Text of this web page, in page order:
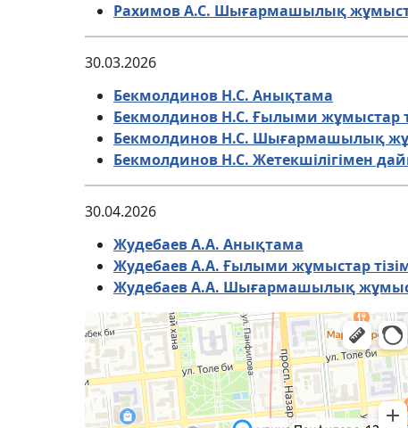
Рахимов А.С. Шығармашылық
30.03.2026
Бекмолдинов Н.С. Анықтама
Бекмолдинов Н.С. Ғылыми жұмыстар
Бекмолдинов Н.С. Шығармашылық
Бекмолдинов Н.С. Жетекшілігімен
30.04.2026
Жудебаев А.А. Анықтама
Жудебаев А.А. Ғылыми жұмыстар
Жудебаев А.А. Шығармашылық